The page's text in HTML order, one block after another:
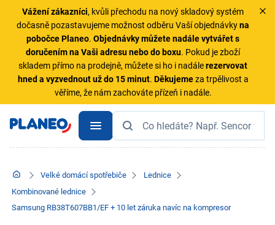
Vážení zákazníci, kvůli přechodu na nový skladový systém
dočasně pozastavujeme možnost odběru Vaší objednávkyna
pobočce Planeo.Objednávky můžete nadále vytvářet s
doručením na Vaši adresu nebo do boxu. Pokud je zboží
skladem přímo na prodejně, můžete si ho i nadálerezervovat
hned a vyzvednout už do 15 minut. Děkujemeza trpělivost a
věříme, že nám zachováte přízeň i nadále.
Velké domácí spotřebiče
Lednice
Kombinované lednice
Samsung RB38T607BB1/EF + 10 let záruka navíc na kompresor